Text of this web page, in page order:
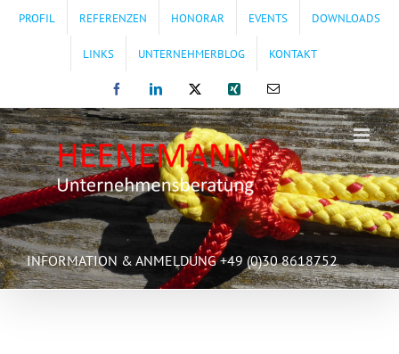
ZumPROFIL REFERENZEN HONORAR EVENTS DOWNLOADS
LINKS UNTERNEHMERBLOG KONTAKT
FacebookLinkedIn Xing
E-
INFORMATION & ANMELDUNG +49 (0)30 8618752